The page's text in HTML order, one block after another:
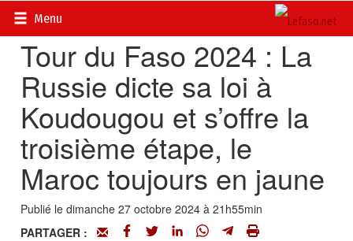
Menu
Accueil> Tour du Faso 2024
Tour du Faso 2024 : La
Russie dicte sa loi à
Koudougou et s’offre la
troisième étape, le
Maroc toujours en jaune
Publié le dimanche 27 octobre 2024 à 21h55min
PARTAGER :